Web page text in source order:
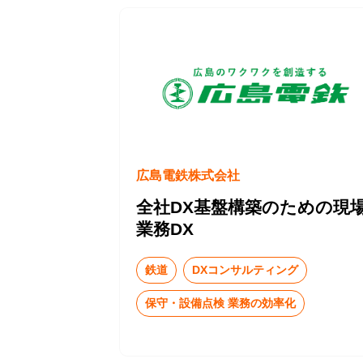
広島電鉄株式会社
全社DX基盤構築のための現
業務DX
鉄道 DXコンサルティング
保守・設備点検 業務の効率化